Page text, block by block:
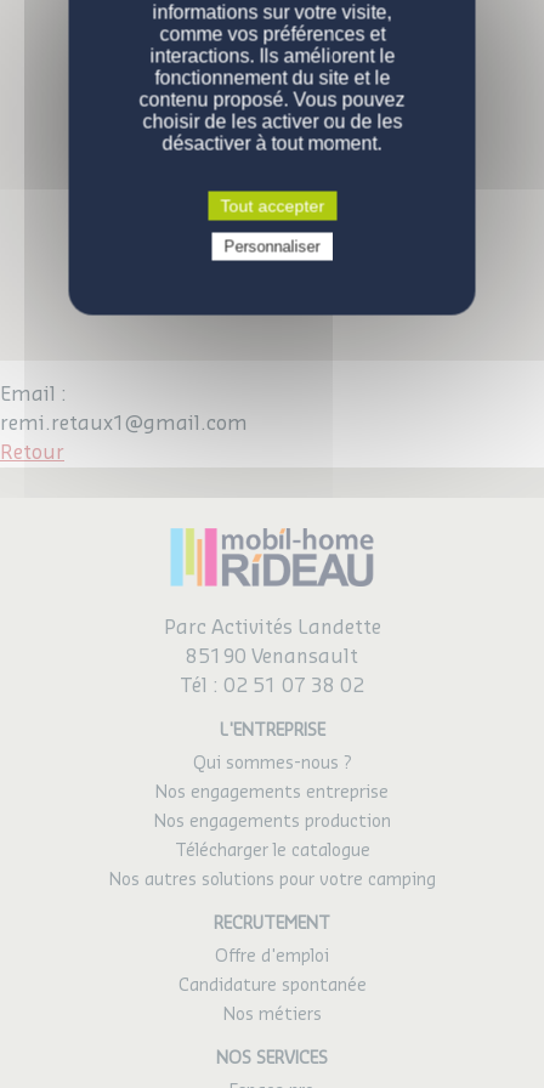
Nos modèles
Nos gammes
PERSONNALISATION
Configurations de série
DEVENIR PROPRIÉTAIRE
Pourquoi acheter un mobil-home ?
Comment devenir propriétaire ?
Prix d'un mobil-home neuf
Questions / réponses
ENGAGEMENTS
La qualité des produits
Qui sommes-nous
CONTACT
Demande d'informations
VOUS ÊTES UN PROFESSIONNEL
Email :
remi.retaux1@gmail.com
Retour
Parc Activités Landette
85190 Venansault
Tél : 02 51 07 38 02
L'ENTREPRISE
Qui sommes-nous ?
Nos engagements entreprise
Nos engagements production
Télécharger le catalogue
Nos autres solutions pour votre camping
RECRUTEMENT
Offre d'emploi
Candidature spontanée
Nos métiers
NOS SERVICES
informations sur votre visite,
comme vos préférences et
interactions. Ils améliorent le
fonctionnement du site et le
contenu proposé. Vous pouvez
choisir de les activer ou de les
désactiver à tout moment.
Tout accepter
Personnaliser